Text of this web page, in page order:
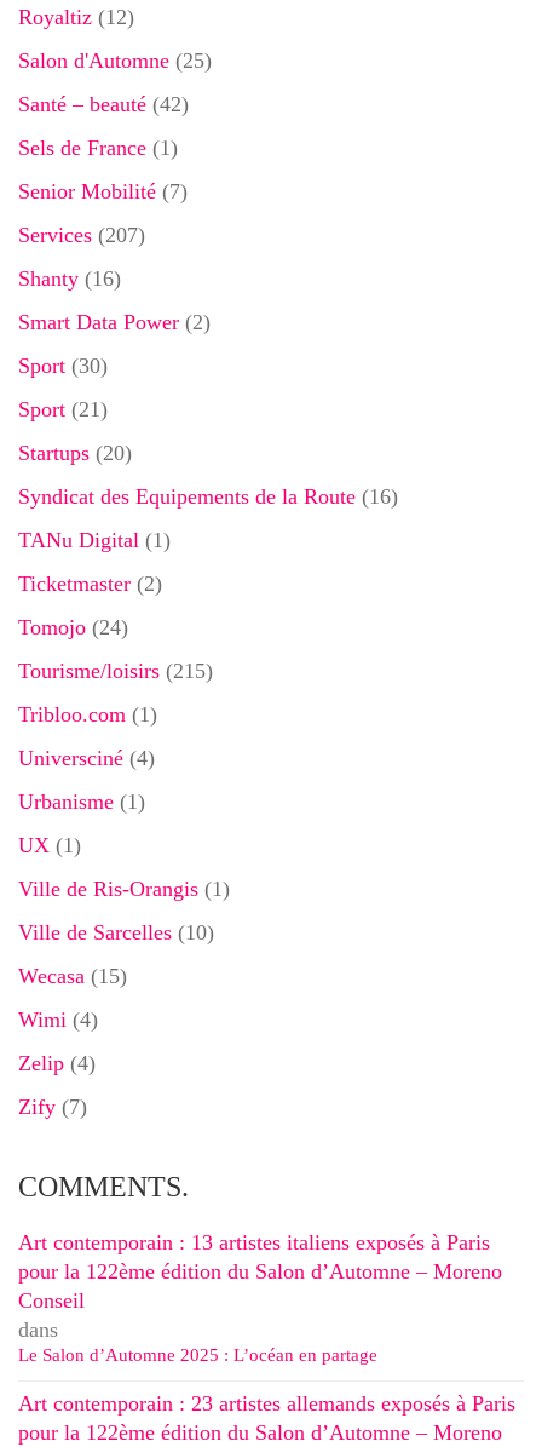
Royaltiz (12)
Salon d'Automne (25)
Santé – beauté (42)
Sels de France (1)
Senior Mobilité (7)
Services (207)
Shanty (16)
Smart Data Power (2)
Sport (30)
Sport (21)
Startups (20)
Syndicat des Equipements de la Route (16)
TANu Digital (1)
Ticketmaster (2)
Tomojo (24)
Tourisme/loisirs (215)
Tribloo.com (1)
Universciné (4)
Urbanisme (1)
UX (1)
Ville de Ris-Orangis (1)
Ville de Sarcelles (10)
Wecasa (15)
Wimi (4)
Zelip (4)
Zify (7)
COMMENTS.
Art contemporain : 13 artistes italiens exposés à Paris
pour la 122ème édition du Salon d’Automne – Moreno
Conseil
dans
Le Salon d’Automne 2025 : L’océan en partage
Art contemporain : 23 artistes allemands exposés à Paris
pour la 122ème édition du Salon d’Automne – Moreno